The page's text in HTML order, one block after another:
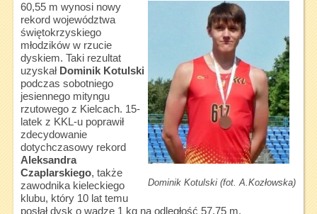
Dominik Kotulski (fot. A.Kozłowska)
60,55 m wynosi nowy
rekord województwa
świętokrzyskiego
młodzików w rzucie
dyskiem. Taki rezultat
uzyskał Dominik Kotulski
podczas sobotniego
jesiennego mityngu
rzutowego z Kielcach. 15-
latek z KKL-u poprawił
zdecydowanie
dotychczasowy rekord
Aleksandra
Czaplarskiego, także
zawodnika kieleckiego
klubu, który 10 lat temu
posłał dysk o wadze 1 kg na odległość 57,75 m.